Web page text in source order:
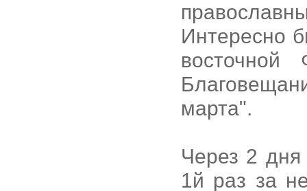
Интересно
восточной
марта".
Через 2
1й раз за